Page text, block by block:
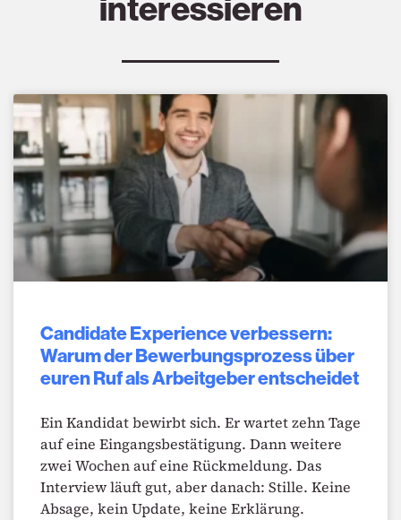
Candidate Experience verbessern:
Warum der Bewerbungsprozess über
euren Ruf als Arbeitgeber entscheidet
Ein Kandidat bewirbt sich. Er wartet zehn Tage
auf eine Eingangsbestätigung. Dann weitere
zwei Wochen auf eine Rückmeldung. Das
Interview läuft gut, aber danach: Stille. Keine
Absage, kein Update, keine Erklärung.